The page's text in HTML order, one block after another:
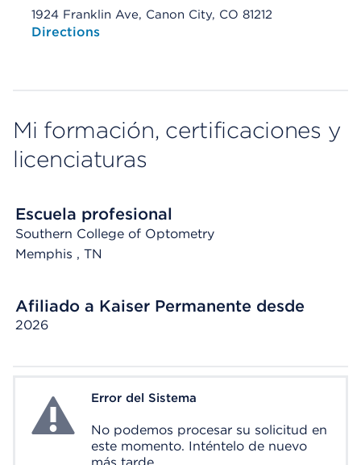
1924 Franklin Ave, Canon City, CO 81212
Opens native map application on mobile devices
Directions
Mi formación, certificaciones y
licenciaturas
Escuela profesional
Southern College of Optometry
Memphis , TN
Afiliado a Kaiser Permanente desde
2026
System ErrorError del Sistema
No podemos procesar su solicitud en
este momento. Inténtelo de nuevo